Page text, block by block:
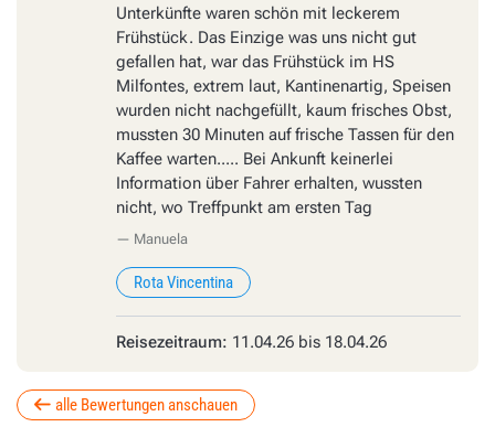
Unterkünfte waren schön mit leckerem
Frühstück. Das Einzige was uns nicht gut
gefallen hat, war das Frühstück im HS
Milfontes, extrem laut, Kantinenartig, Speisen
wurden nicht nachgefüllt, kaum frisches Obst,
mussten 30 Minuten auf frische Tassen für den
Kaffee warten..... Bei Ankunft keinerlei
Information über Fahrer erhalten, wussten
nicht, wo Treffpunkt am ersten Tag
Manuela
Rota Vincentina
Reisezeitraum: 11.04.26 bis 18.04.26
alle Bewertungen anschauen